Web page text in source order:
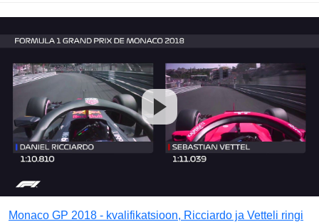
Monaco GP 2018 - kvalifikatsioon, Ricciardo ja Vetteli ringi